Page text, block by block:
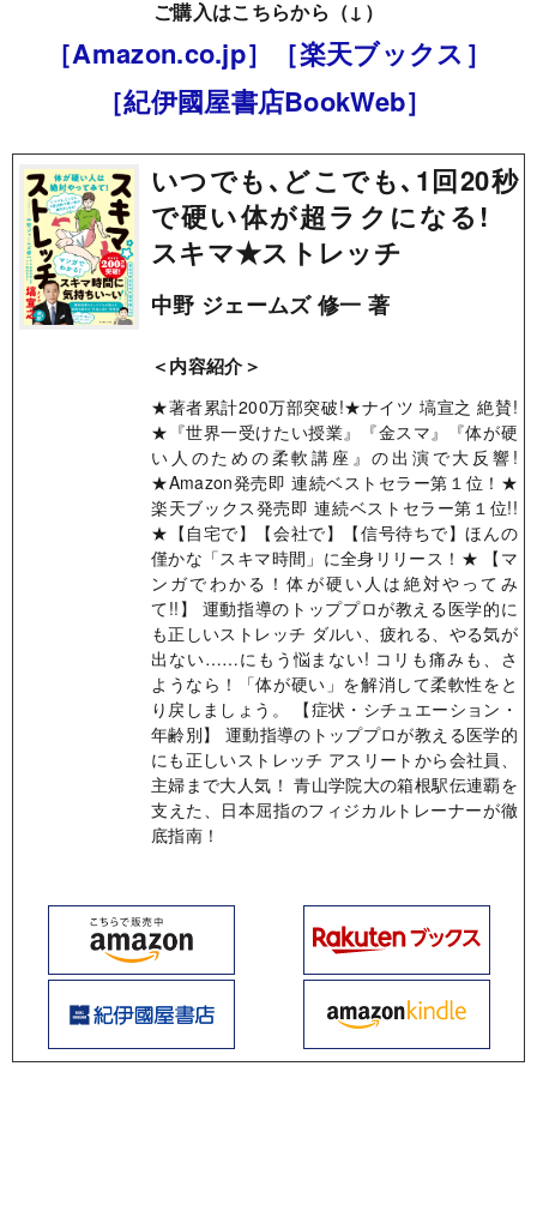
ご購入はこちらから（↓）
［Amazon.co.jp］
［楽天ブックス］
［紀伊國屋書店BookWeb］
いつでも､どこでも､1回20秒
で硬い体が超ラクになる!
スキマ★ストレッチ
中野 ジェームズ 修一 著
＜内容紹介＞
★著者累計200万部突破!★ナイツ 塙宣之 絶賛!
★『世界一受けたい授業』『金スマ』『体が硬
い人のための柔軟講座』の出演で大反響!
★Amazon発売即 連続ベストセラー第１位！★
楽天ブックス発売即 連続ベストセラー第１位!!
★【自宅で】【会社で】【信号待ちで】ほんの
僅かな「スキマ時間」に全身リリース！★ 【マ
ンガでわかる！体が硬い人は絶対やってみ
て!!】 運動指導のトッププロが教える医学的に
も正しいストレッチ ダルい、疲れる、やる気が
出ない……にもう悩まない! コリも痛みも、さ
ようなら！「体が硬い」を解消して柔軟性をと
り戻しましょう。 【症状・シチュエーション・
年齢別】 運動指導のトッププロが教える医学的
にも正しいストレッチ アスリートから会社員、
主婦まで大人気！ 青山学院大の箱根駅伝連覇を
支えた、日本屈指のフィジカルトレーナーが徹
底指南！